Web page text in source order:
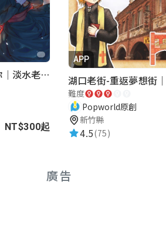
再會滬尾—致那天之後的你｜淡水老街實境遊戲｜實體遊戲盒
NT$300起
APP
難度
Popworld原創
新竹縣
4.5(75)
廣告